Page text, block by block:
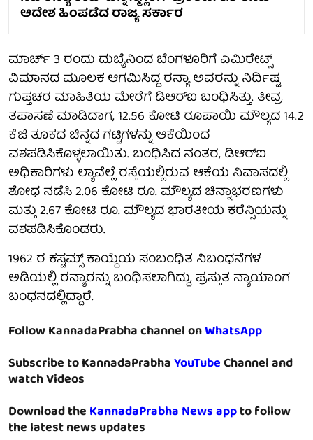
ಆದೇಶ ಹಿಂಪಡೆದ ರಾಜ್ಯ ಸರ್ಕಾರ
ಮಾರ್ಚ್ 3 ರಂದು ದುಬೈನಿಂದ ಬೆಂಗಳೂರಿಗೆ ಎಮಿರೇಟ್ಸ್
ವಿಮಾನದ ಮೂಲಕ ಆಗಮಿಸಿದ್ದ ರನ್ಯಾ ಅವರನ್ನು ನಿರ್ದಿಷ್ಟ
ಗುಪ್ತಚರ ಮಾಹಿತಿಯ ಮೇರೆಗೆ ಡಿಆರ್‌ಐ ಬಂಧಿಸಿತ್ತು. ತೀವ್ರ
ತಪಾಸಣೆ ಮಾಡಿದಾಗ, 12.56 ಕೋಟಿ ರೂಪಾಯಿ ಮೌಲ್ಯದ 14.2
ಕೆಜಿ ತೂಕದ ಚಿನ್ನದ ಗಟ್ಟಿಗಳನ್ನು ಆಕೆಯಿಂದ
ವಶಪಡಿಸಿಕೊಳ್ಳಲಾಯಿತು. ಬಂಧಿಸಿದ ನಂತರ, ಡಿಆರ್‌ಐ
ಅಧಿಕಾರಿಗಳು ಲ್ಯಾವೆಲ್ಲೆ ರಸ್ತೆಯಲ್ಲಿರುವ ಆಕೆಯ ನಿವಾಸದಲ್ಲಿ
ಶೋಧ ನಡೆಸಿ 2.06 ಕೋಟಿ ರೂ. ಮೌಲ್ಯದ ಚಿನ್ನಾಭರಣಗಳು
ಮತ್ತು 2.67 ಕೋಟಿ ರೂ. ಮೌಲ್ಯದ ಭಾರತೀಯ ಕರೆನ್ಸಿಯನ್ನು
ವಶಪಡಿಸಿಕೊಂಡರು.
1962 ರ ಕಸ್ಟಮ್ಸ್ ಕಾಯ್ದೆಯ ಸಂಬಂಧಿತ ನಿಬಂಧನೆಗಳ
ಅಡಿಯಲ್ಲಿ ರನ್ಯಾರನ್ನು ಬಂಧಿಸಲಾಗಿದ್ದು, ಪ್ರಸ್ತುತ ನ್ಯಾಯಾಂಗ
ಬಂಧನದಲ್ಲಿದ್ದಾರೆ.
Follow KannadaPrabha channel onWhatsApp
Subscribe to KannadaPrabhaYouTubeChannel and
watch Videos
Download theKannadaPrabha News appto follow
the latest news updates